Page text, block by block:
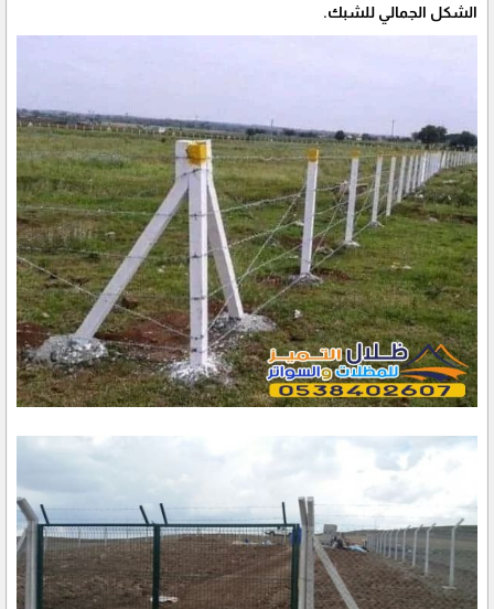
الشكل الجمالي للشبك.